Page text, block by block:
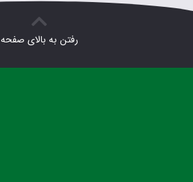
رفتن به بالای صفحه